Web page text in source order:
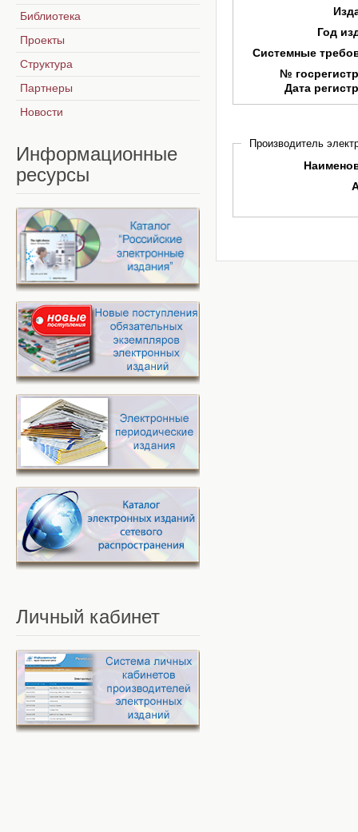
Год
Системные
№
Дата
Производитель
Библиотека
Проекты
Структура
Партнеры
Новости
Информационные
ресурсы
Личный кабинет